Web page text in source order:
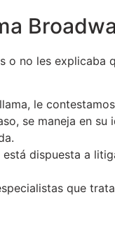
o no les explicaba
le
se maneja en su
dispuesta a
que